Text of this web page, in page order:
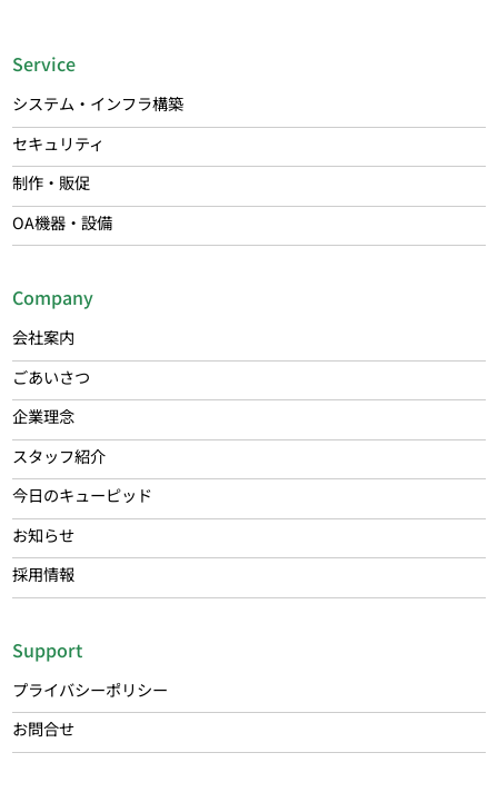
Service
システム・インフラ構築
セキュリティ
制作・販促
OA機器・設備
Company
会社案内
ごあいさつ
企業理念
スタッフ紹介
今日のキューピッド
お知らせ
採用情報
Support
プライバシーポリシー
お問合せ